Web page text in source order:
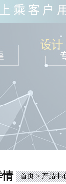
情 首页>产品中